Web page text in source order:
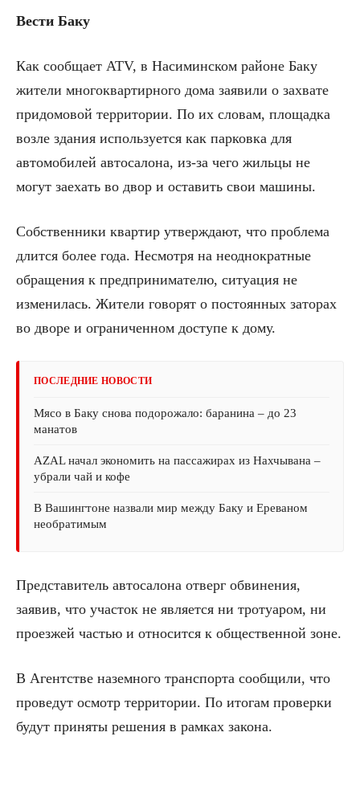
Вести Баку
Как сообщает ATV, в Насиминском районе Баку
жители многоквартирного дома заявили о захвате
придомовой территории. По их словам, площадка
возле здания используется как парковка для
автомобилей автосалона, из-за чего жильцы не
могут заехать во двор и оставить свои машины.
Собственники квартир утверждают, что проблема
длится более года. Несмотря на неоднократные
обращения к предпринимателю, ситуация не
изменилась. Жители говорят о постоянных заторах
во дворе и ограниченном доступе к дому.
ПОСЛЕДНИЕ НОВОСТИ
Мясо в Баку снова подорожало: баранина – до 23
манатов
AZAL начал экономить на пассажирах из Нахчывана –
убрали чай и кофе
В Вашингтоне назвали мир между Баку и Ереваном
необратимым
Представитель автосалона отверг обвинения,
заявив, что участок не является ни тротуаром, ни
проезжей частью и относится к общественной зоне.
В Агентстве наземного транспорта сообщили, что
проведут осмотр территории. По итогам проверки
будут приняты решения в рамках закона.